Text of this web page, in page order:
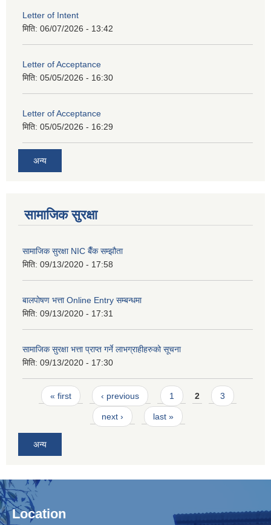
Letter of Intent
मिति: 06/07/2026 - 13:42
Letter of Acceptance
मिति: 05/05/2026 - 16:30
Letter of Acceptance
मिति: 05/05/2026 - 16:29
अन्य
सामाजिक सुरक्षा
सामाजिक सुरक्षा NIC बैँक सम्झौता
मिति: 09/13/2020 - 17:58
बालपोषण भत्ता Online Entry सम्बन्धमा
मिति: 09/13/2020 - 17:31
सामाजिक सुरक्षा भत्ता प्राप्त गर्ने लाभग्राहीहरुको सूचना
मिति: 09/13/2020 - 17:30
Pages
« first ‹ previous 1 2 3
next › last »
अन्य
Location